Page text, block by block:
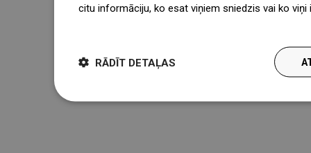
citu informāciju, ko esat viņiem sniedzis vai ko
RĀDĪT DETAĻAS